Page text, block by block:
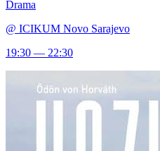
Drama
@ ICIKUM Novo Sarajevo
19:30 — 22:30